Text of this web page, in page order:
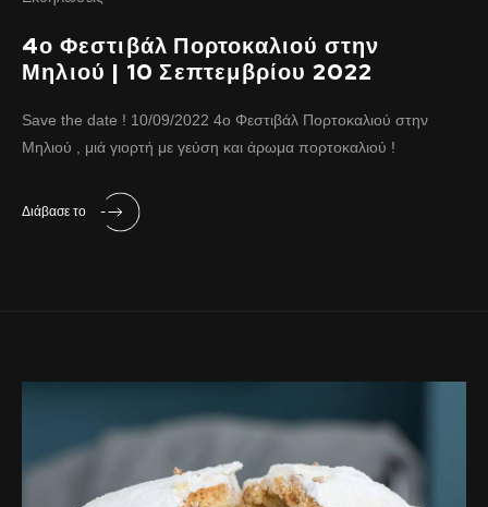
4ο Φεστιβάλ Πορτοκαλιού στην
Μηλιού | 10 Σεπτεμβρίου 2022
Save the date ! 10/09/2022 4ο Φεστιβάλ Πορτοκαλιού στην
Μηλιού , μιά γιορτή με γεύση και άρωμα πορτοκαλιού !
Διάβασε το